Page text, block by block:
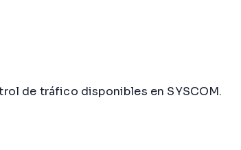
de tráfico disponibles en SYSCOM.